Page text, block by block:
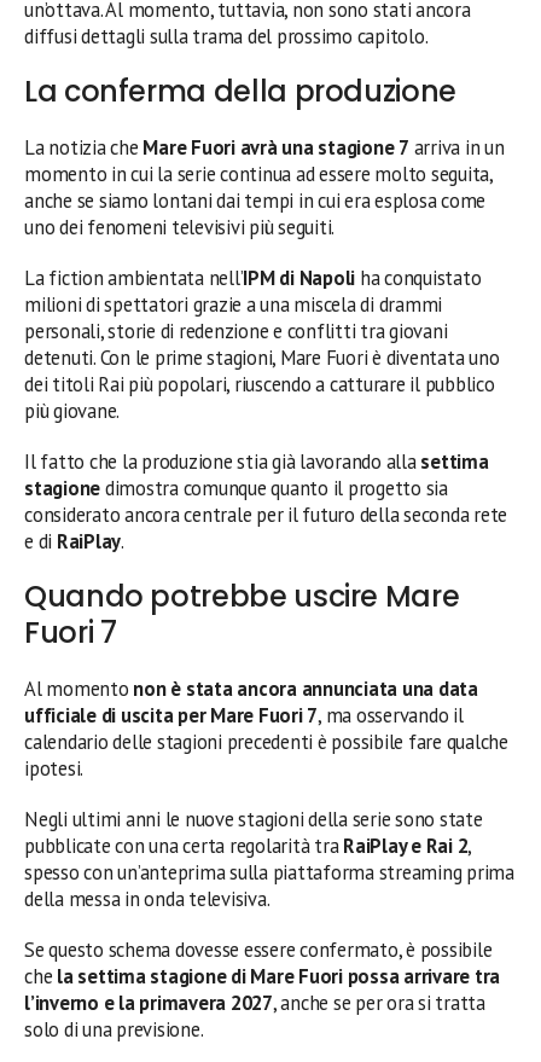
un’ottava. Al momento, tuttavia, non sono stati ancora
diffusi dettagli sulla trama del prossimo capitolo.
La conferma della produzione
La notizia che Mare Fuori avrà una stagione 7 arriva in un
momento in cui la serie continua ad essere molto seguita,
anche se siamo lontani dai tempi in cui era esplosa come
uno dei fenomeni televisivi più seguiti.
La fiction ambientata nell’IPM di Napoli ha conquistato
milioni di spettatori grazie a una miscela di drammi
personali, storie di redenzione e conflitti tra giovani
detenuti. Con le prime stagioni, Mare Fuori è diventata uno
dei titoli Rai più popolari, riuscendo a catturare il pubblico
più giovane.
Il fatto che la produzione stia già lavorando allasettima
stagionedimostra comunque quanto il progetto sia
considerato ancora centrale per il futuro della seconda rete
e di RaiPlay.
Quando potrebbe uscire Mare
Fuori 7
Al momento non è stata ancora annunciata una data
ufficiale di uscita per Mare Fuori 7, ma osservando il
calendario delle stagioni precedenti è possibile fare qualche
ipotesi.
Negli ultimi anni le nuove stagioni della serie sono state
pubblicate con una certa regolarità traRaiPlay e Rai 2,
spesso con un’anteprima sulla piattaforma streaming prima
della messa in onda televisiva.
Se questo schema dovesse essere confermato, è possibile
che la settima stagione di Mare Fuori possa arrivare tra
l’inverno e la primavera 2027, anche se per ora si tratta
solo di una previsione.